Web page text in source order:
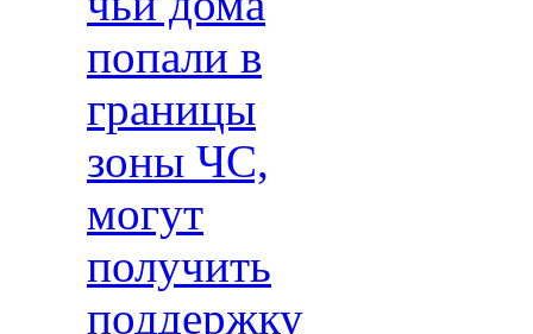
попали в
границы
зоны ЧС,
могут
получить
поддержку